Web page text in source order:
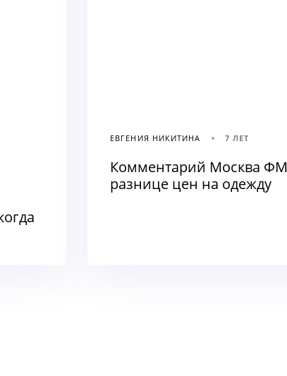
ЕВГЕНИЯ НИКИТИНА 7 ЛЕТ
Комментарий Москва
разнице цен на одежду